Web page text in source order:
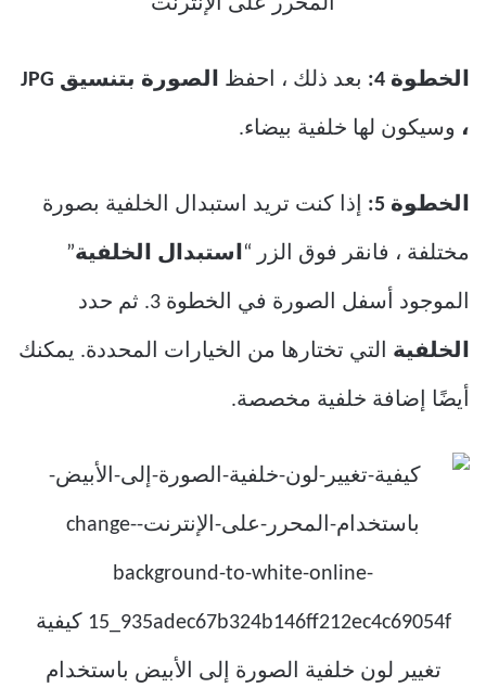
الخطوة 4: بعد ذلك ، احفظ الصورة بتنسيق JPG
، وسيكون لها خلفية بيضاء.
الخطوة 5: إذا كنت تريد استبدال الخلفية بصورة
مختلفة ، فانقر فوق الزر “استبدال الخلفية”
الموجود أسفل الصورة في الخطوة 3. ثم حدد
الخلفية التي تختارها من الخيارات المحددة. يمكنك
أيضًا إضافة خلفية مخصصة.